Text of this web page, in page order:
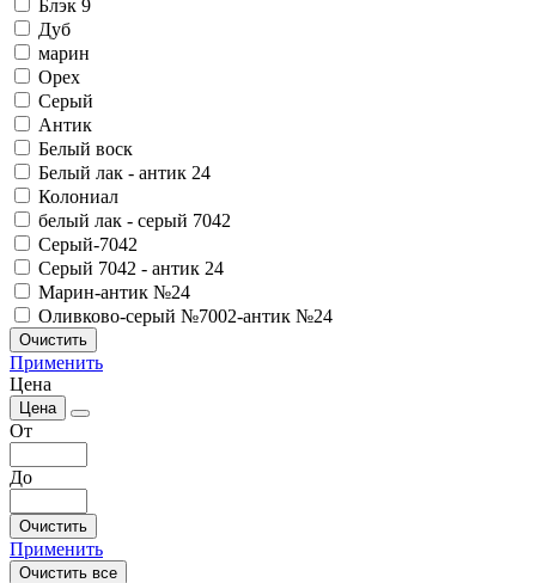
Блэк 9
Дуб
марин
Орех
Серый
Антик
Белый воск
Белый лак - антик 24
Колониал
белый лак - серый 7042
Серый-7042
Серый 7042 - антик 24
Марин-антик №24
Оливково-серый №7002-антик №24
Очистить
Применить
Цена
Цена
От
До
Очистить
Применить
Очистить все